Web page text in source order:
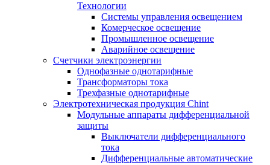
Технологии
Системы управления освещением
Комерческое освещение
Промышленное освещение
Аварийное освещение
Счетчики электроэнергии
Однофазные однотарифные
Трансформаторы тока
Трехфазные однотарифные
Электротехническая продукция Chint
Модульные аппараты дифференциальной
защиты
Выключатели дифференциального
тока
Дифференциальные автоматические